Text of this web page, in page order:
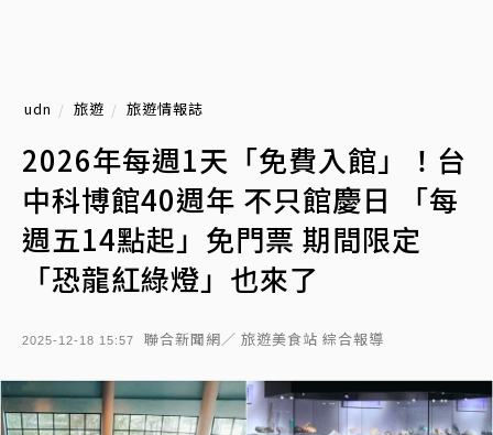
udn 旅遊 旅遊情報誌
2026年每週1天「免費入館」！台
中科博館40週年 不只館慶日 「每
週五14點起」免門票 期間限定
「恐龍紅綠燈」也來了
2025-12-18 15:57 聯合新聞網／ 旅遊美食站 綜合報導